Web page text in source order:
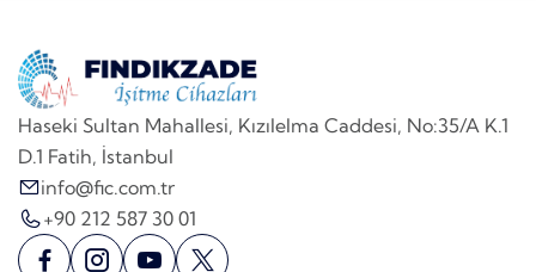
Haseki Sultan Mahallesi, Kızılelma Caddesi, No:35/A K.1
D.1 Fatih, İstanbul
info@fic.com.tr
+90 212 587 30 01